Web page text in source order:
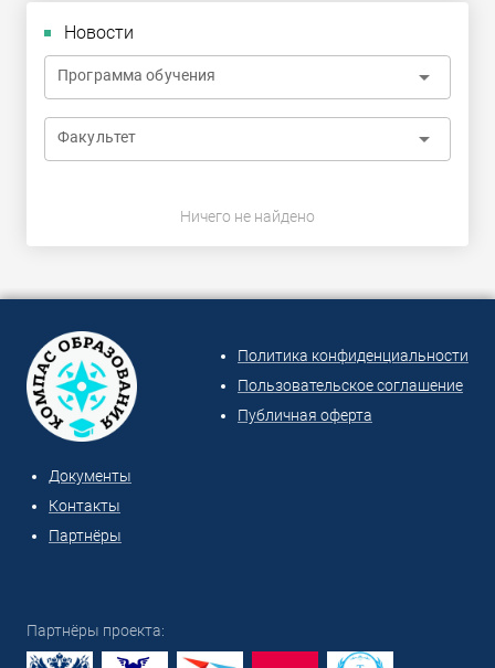
Новости
Программа обучения arrow_drop_down
Факультет arrow_drop_down
Ничего не найдено
Политика конфиденциальности
Пользовательское соглашение
Публичная оферта
Документы
Контакты
Партнёры
Партнёры проекта: